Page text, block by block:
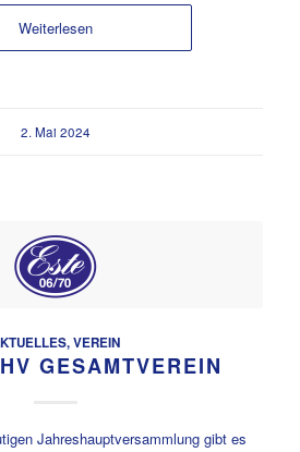
Weiterlesen
2. Mai 2024
,VEREIN
GESAMTVEREIN
Jahreshauptversammlung gibt es